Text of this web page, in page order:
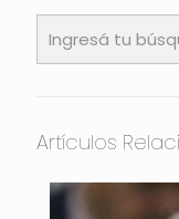
Artículos